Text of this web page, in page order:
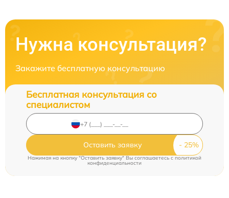
Нужна консультация?
Закажите бесплатную консультацию
Бесплатная консультация со
специалистом
Оставить заявку
Нажимая на кнопку "Оставить заявку" Вы соглашаетесь cполитикой
конфиденциальности